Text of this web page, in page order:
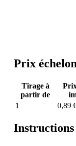
Prix
Tirage à
partir de
1
0,89